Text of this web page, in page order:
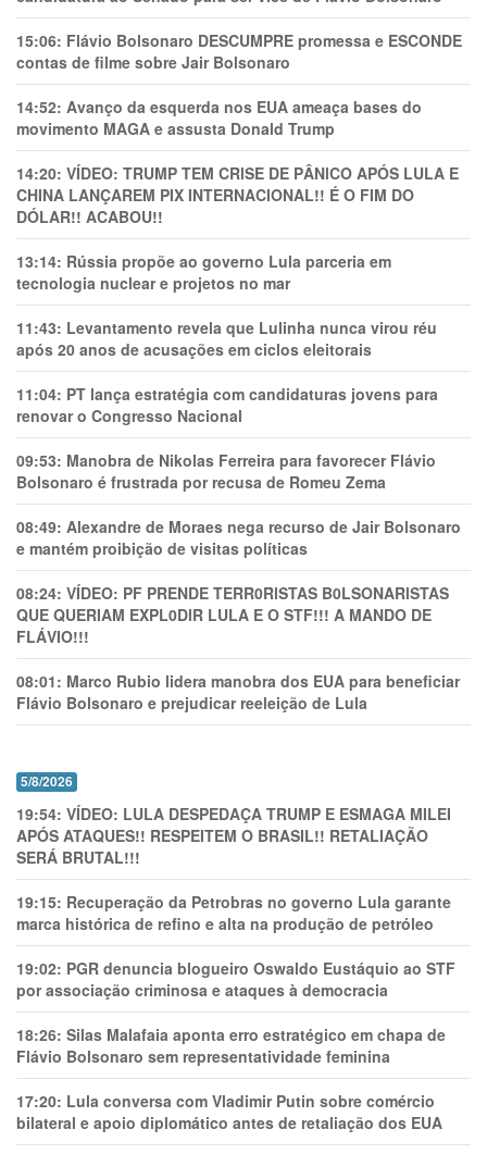
15:06: Flávio Bolsonaro DESCUMPRE promessa e ESCONDE
contas de filme sobre Jair Bolsonaro
14:52: Avanço da esquerda nos EUA ameaça bases do
movimento MAGA e assusta Donald Trump
14:20: VÍDEO: TRUMP TEM CRlSE DE PÂNlCO APÓS LULA E
CHINA LANÇAREM PIX INTERNACIONAL!! É O FIM DO
DÓLAR!! ACABOU!!
13:14: Rússia propõe ao governo Lula parceria em
tecnologia nuclear e projetos no mar
11:43: Levantamento revela que Lulinha nunca virou réu
após 20 anos de acusações em ciclos eleitorais
11:04: PT lança estratégia com candidaturas jovens para
renovar o Congresso Nacional
09:53: Manobra de Nikolas Ferreira para favorecer Flávio
Bolsonaro é frustrada por recusa de Romeu Zema
08:49: Alexandre de Moraes nega recurso de Jair Bolsonaro
e mantém proibição de visitas políticas
08:24: VÍDEO: PF PRENDE TERR0RlSTAS B0LSONARlSTAS
QUE QUERIAM EXPL0DlR LULA E O STF!!! A MANDO DE
FLÁVIO!!!
08:01: Marco Rubio lidera manobra dos EUA para beneficiar
Flávio Bolsonaro e prejudicar reeleição de Lula
5/8/2026
19:54: VÍDEO: LULA DESPEDAÇA TRUMP E ESMAGA MILEI
APÓS ATAQUES!! RESPEITEM O BRASIL!! RETALIAÇÃO
SERÁ BRUTAL!!!
19:15: Recuperação da Petrobras no governo Lula garante
marca histórica de refino e alta na produção de petróleo
19:02: PGR denuncia blogueiro Oswaldo Eustáquio ao STF
por associação criminosa e ataques à democracia
18:26: Silas Malafaia aponta erro estratégico em chapa de
Flávio Bolsonaro sem representatividade feminina
17:20: Lula conversa com Vladimir Putin sobre comércio
bilateral e apoio diplomático antes de retaliação dos EUA